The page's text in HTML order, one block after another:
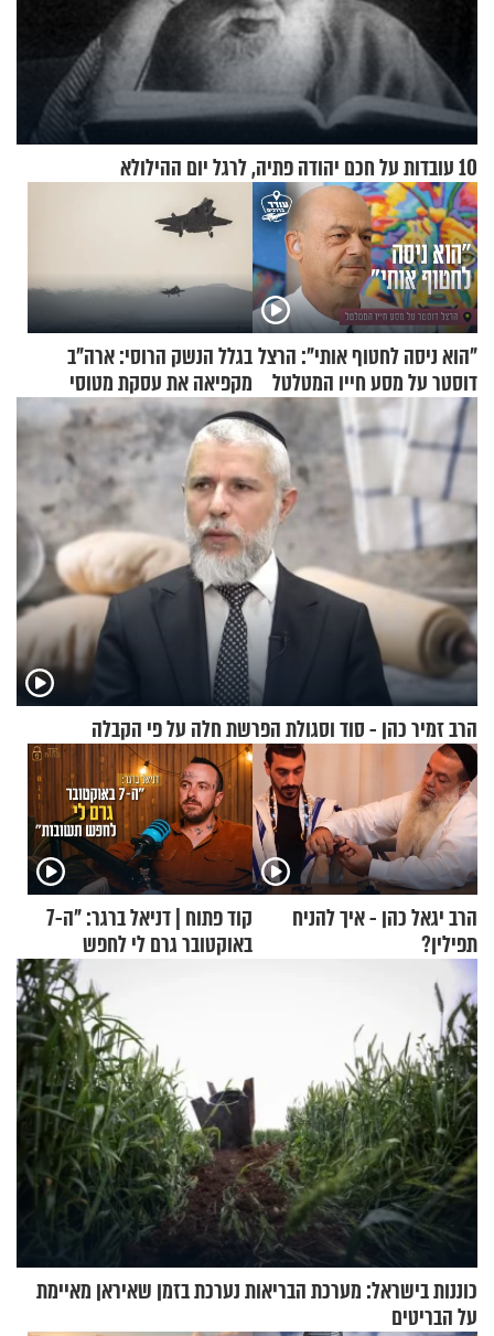
10 עובדות על חכם יהודה פתיה, לרגל יום ההילולא
"הוא ניסה לחטוף אותי": הרצל
דוסטר על מסע חייו המטלטל
בגלל הנשק הרוסי: ארה"ב
מקפיאה את עסקת מטוסי
הקרב לטורקיה
הרב זמיר כהן - סוד וסגולת הפרשת חלה על פי הקבלה
הרב יגאל כהן - איך להניח
תפילין?
קוד פתוח | דניאל ברגר: "ה-7
באוקטובר גרם לי לחפש
כוננות בישראל: מערכת הבריאות נערכת בזמן שאיראן מאיימת
על הבריטים